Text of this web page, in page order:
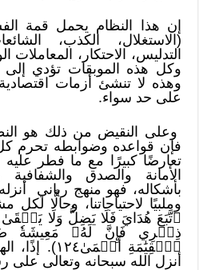
إن هذا النظام يحمل قمة
(الاستغلال، الكذب،
التدليس، الاحتكار، المعاملات
وكل هذه الموبقات تؤدي إلى
وهذه لا تنشئ أزمات
على حد سواء.
وعلى النقيض من ذلك هو
فإن قواعده وضوابطه تحرم
تعارضًا كبيرًا مع ما فطر عليه
الأمانة والصدق والشفافية
بأشكاله، فهو منهج رباني أنزله
وملبيًا لاحتياجاتنا، وحالًّا
ذِكۡرِي فَإِنَّ لَهُۥ مَعِيشَةٗ
ٱلۡقِيَٰمَةِ
أنزل الله سبحانه وتعالى على